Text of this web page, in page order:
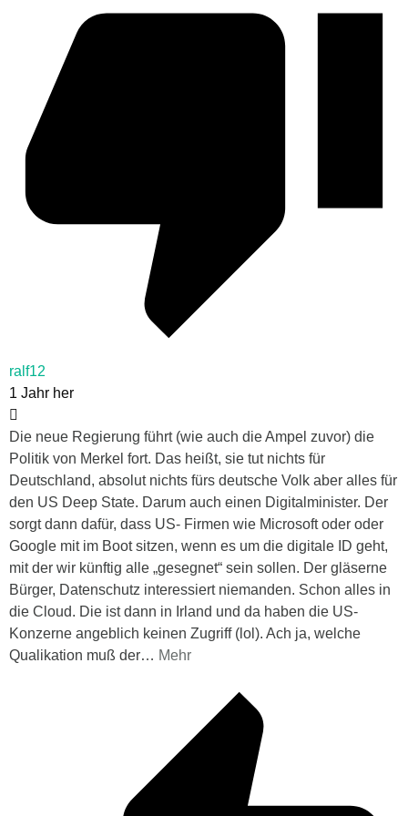
ralf12
1 Jahr her
Die neue Regierung führt (wie auch die Ampel zuvor) die
Politik von Merkel fort. Das heißt, sie tut nichts für
Deutschland, absolut nichts fürs deutsche Volk aber alles für
den US Deep State. Darum auch einen Digitalminister. Der
sorgt dann dafür, dass US- Firmen wie Microsoft oder oder
Google mit im Boot sitzen, wenn es um die digitale ID geht,
mit der wir künftig alle „gesegnet“ sein sollen. Der gläserne
Bürger, Datenschutz interessiert niemanden. Schon alles in
die Cloud. Die ist dann in Irland und da haben die US-
Konzerne angeblich keinen Zugriff (lol). Ach ja, welche
Qualikation muß der… Mehr